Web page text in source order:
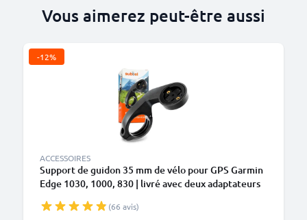
Vous aimerez peut-être aussi
-12%
ACCESSOIRES
Support de guidon 35 mm de vélo pour GPS Garmin
Edge 1030, 1000, 830 | livré avec deux adaptateurs
(66 avis)